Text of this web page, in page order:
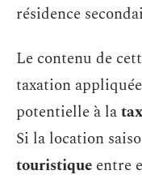
résidence
Le contenu de
taxation
potentielle à la
Si la location
touristique entre